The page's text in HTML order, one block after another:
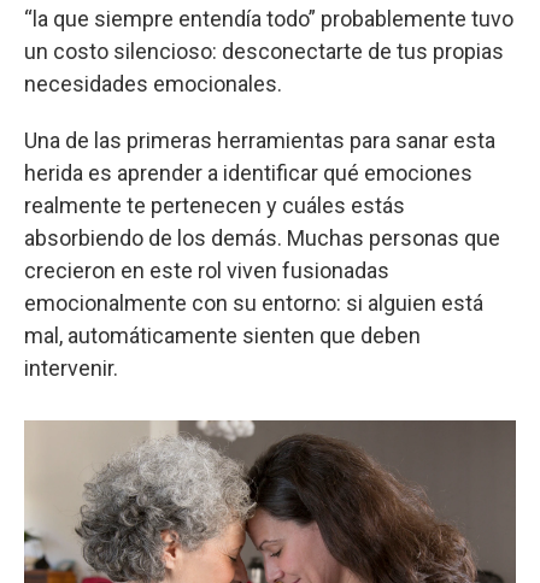
“la que siempre entendía todo” probablemente tuvo
un costo silencioso: desconectarte de tus propias
necesidades emocionales.
Una de las primeras herramientas para sanar esta
herida es aprender a identificar qué emociones
realmente te pertenecen y cuáles estás
absorbiendo de los demás. Muchas personas que
crecieron en este rol viven fusionadas
emocionalmente con su entorno: si alguien está
mal, automáticamente sienten que deben
intervenir.